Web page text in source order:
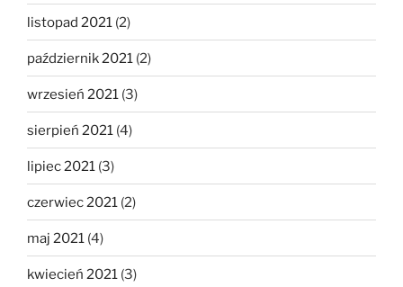
listopad 2021 (2)
październik 2021 (2)
wrzesień 2021 (3)
sierpień 2021 (4)
lipiec 2021 (3)
czerwiec 2021 (2)
maj 2021 (4)
kwiecień 2021 (3)